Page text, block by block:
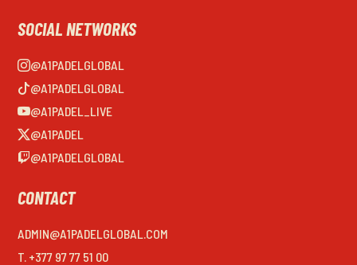
SOCIAL NETWORKS
@A1PADELGLOBAL
@A1PADELGLOBAL
@A1PADEL_LIVE
@A1PADEL
@A1PADELGLOBAL
CONTACT
ADMIN@A1PADELGLOBAL.COM
T. +377 97 77 51 00